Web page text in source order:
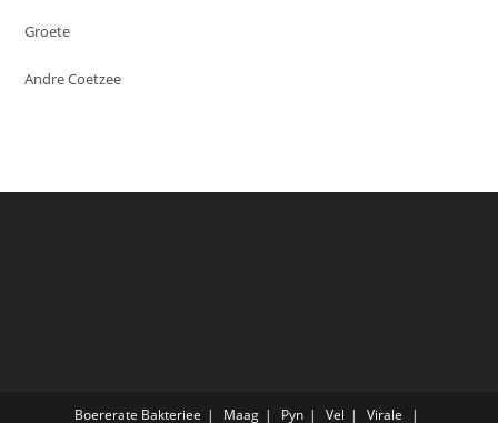
Groete
Andre Coetzee
Boererate Bakteriee Maag Pyn Vel Virale